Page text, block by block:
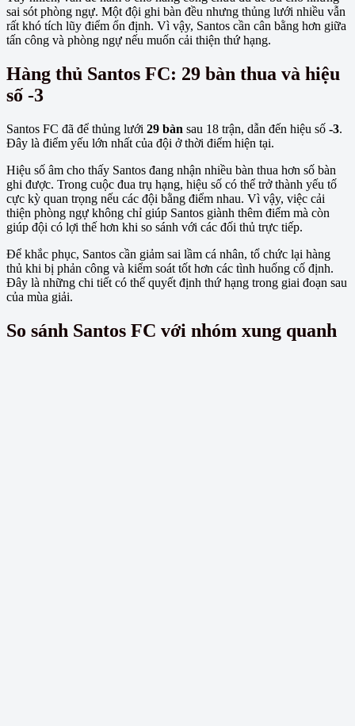
sai sót phòng ngự. Một đội ghi bàn đều nhưng thủng lưới nhiều vẫn
rất khó tích lũy điểm ổn định. Vì vậy, Santos cần cân bằng hơn giữa
tấn công và phòng ngự nếu muốn cải thiện thứ hạng.
Hàng thủ Santos FC: 29 bàn thua và hiệu
số -3
Santos FC đã để thủng lưới 29 bàn sau 18 trận, dẫn đến hiệu số -3.
Đây là điểm yếu lớn nhất của đội ở thời điểm hiện tại.
Hiệu số âm cho thấy Santos đang nhận nhiều bàn thua hơn số bàn
ghi được. Trong cuộc đua trụ hạng, hiệu số có thể trở thành yếu tố
cực kỳ quan trọng nếu các đội bằng điểm nhau. Vì vậy, việc cải
thiện phòng ngự không chỉ giúp Santos giành thêm điểm mà còn
giúp đội có lợi thế hơn khi so sánh với các đối thủ trực tiếp.
Để khắc phục, Santos cần giảm sai lầm cá nhân, tổ chức lại hàng
thủ khi bị phản công và kiểm soát tốt hơn các tình huống cố định.
Đây là những chi tiết có thể quyết định thứ hạng trong giai đoạn sau
của mùa giải.
So sánh Santos FC với nhóm xung quanh